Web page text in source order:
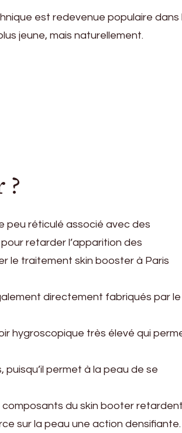
est redevenue populaire dans
jeune, mais naturellement.
?
peu réticulé associé avec des
retarder l’apparition des
le traitement skin booster à Paris
directement fabriqués par le
hygroscopique très élevé qui
permet à la peau de se
du skin booter retardent
sur la peau une action densifiante.